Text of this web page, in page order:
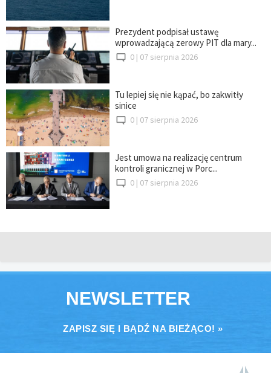
Prezydent podpisał ustawę
wprowadzającą zerowy PIT dla mary...
0 | 07 sierpnia 2026
Tu lepiej się nie kąpać, bo zakwitły
sinice
0 | 07 sierpnia 2026
Jest umowa na realizację centrum
kontroli granicznej w Porc...
0 | 07 sierpnia 2026
NEWSLETTER
ZAPISZ SIĘ I BĄDŹ NA BIEŻĄCO! »